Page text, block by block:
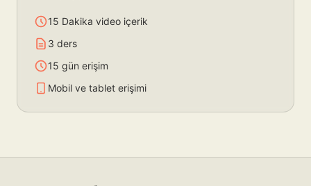
15 Dakika video içerik
3 ders
15 gün erişim
Mobil ve tablet erişimi